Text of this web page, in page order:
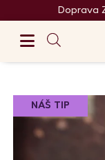
Doprava
NÁŠ TIP